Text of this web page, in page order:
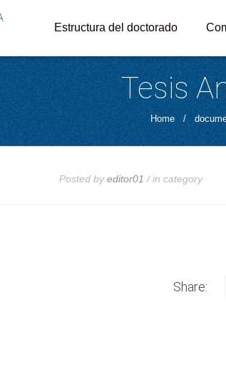
Estructura del doctorado
Tesis
Home /
Posted byeditor01 / in category
Share: